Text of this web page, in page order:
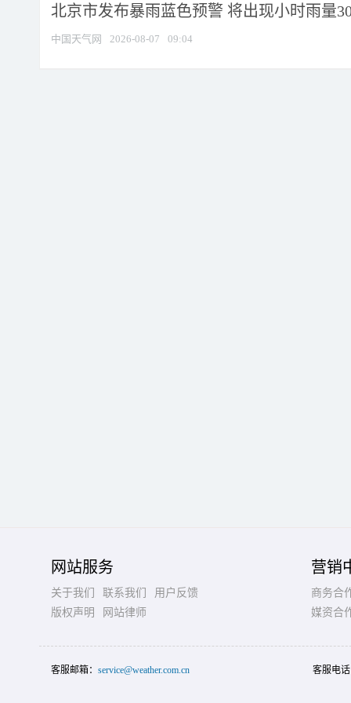
北京市发布暴雨蓝色预警 将出现小时雨量
中国天气网 2026-08-07 09:04
网站服务
关于我们 联系我们
用户反馈
版权声明
网站律师
营销
商务合
媒资合
客服邮箱： service@weather.com.cn 客服电